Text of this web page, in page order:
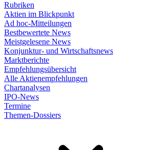
Rubriken
Aktien im Blickpunkt
Ad hoc-Mitteilungen
Bestbewertete News
Meistgelesene News
Konjunktur- und Wirtschaftsnews
Marktberichte
Empfehlungsübersicht
Alle Aktienempfehlungen
Chartanalysen
IPO-News
Termine
Themen-Dossiers